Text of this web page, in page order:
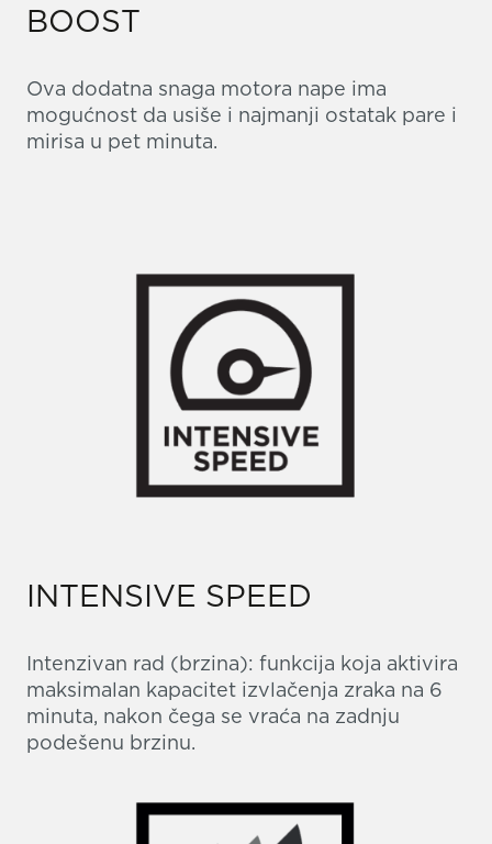
BOOST
Ova dodatna snaga motora nape ima
mogućnost da usiše i najmanji ostatak pare i
mirisa u pet minuta.
INTENSIVE SPEED
Intenzivan rad (brzina): funkcija koja aktivira
maksimalan kapacitet izvlačenja zraka na 6
minuta, nakon čega se vraća na zadnju
podešenu brzinu.